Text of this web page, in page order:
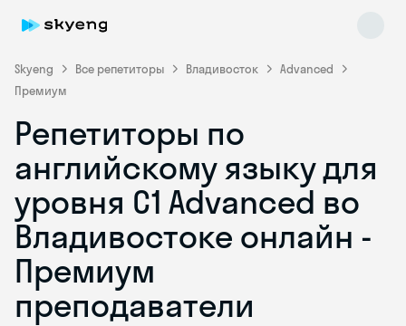
Skyeng Все репетиторы Владивосток
Advanced
Премиум
Репетиторы по
английскому языку для
уровня C1 Advanced во
Владивостоке онлайн -
Премиум
преподаватели
Skyeng Chat
online